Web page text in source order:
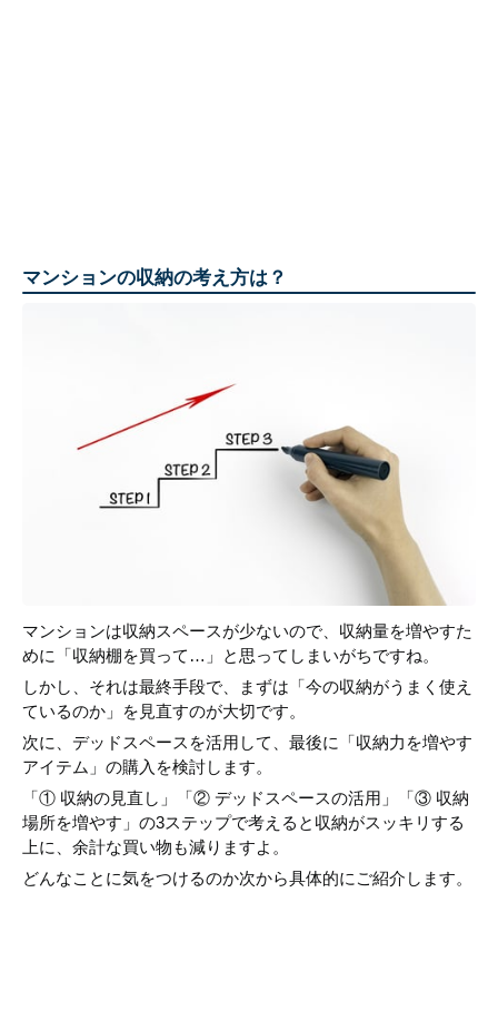
マンションの収納の考え方は？
マンションは収納スペースが少ないので、収納量を増やすた
めに「収納棚を買って…」と思ってしまいがちですね。
しかし、それは最終手段で、まずは「今の収納がうまく使え
ているのか」を見直すのが大切です。
次に、デッドスペースを活用して、最後に「収納力を増やす
アイテム」の購入を検討します。
「① 収納の見直し」「② デッドスペースの活用」「③ 収納
場所を増やす」の3ステップで考えると収納がスッキリする
上に、余計な買い物も減りますよ。
どんなことに気をつけるのか次から具体的にご紹介します。